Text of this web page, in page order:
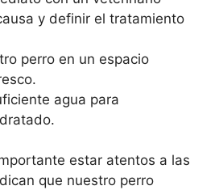
y definir el tratamiento
perro en un espacio
agua para
estar atentos a las
que nuestro perro